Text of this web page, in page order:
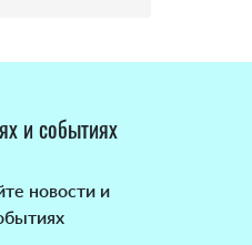
и событиях
новости и